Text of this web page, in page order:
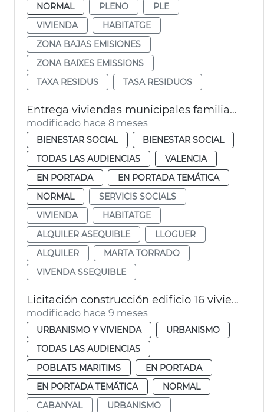
NORMAL
PLENO
PLE
VIVIENDA
HABITATGE
ZONA BAJAS EMISIONES
ZONA BAIXES EMISSIONS
TAXA RESIDUS
TASA RESIDUOS
Entrega viviendas municipales familias vulnerables
modificado hace 8 meses
BIENESTAR SOCIAL
BIENESTAR SOCIAL
TODAS LAS AUDIENCIAS
VALENCIA
EN PORTADA
EN PORTADA TEMÁTICA
NORMAL
SERVICIS SOCIALS
VIVIENDA
HABITATGE
ALQUILER ASEQUIBLE
LLOGUER
ALQUILER
MARTA TORRADO
VIVENDA SSEQUIBLE
Licitación construcción edificio 16 viviendas sociales el Cabanyal
modificado hace 9 meses
URBANISMO Y VIVIENDA
URBANISMO
TODAS LAS AUDIENCIAS
POBLATS MARITIMS
EN PORTADA
EN PORTADA TEMÁTICA
NORMAL
CABANYAL
URBANISMO